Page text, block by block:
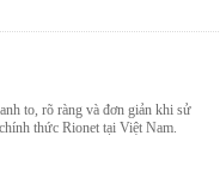
to, rõ ràng và đơn giản khi sử
thức Rionet tại Việt Nam.